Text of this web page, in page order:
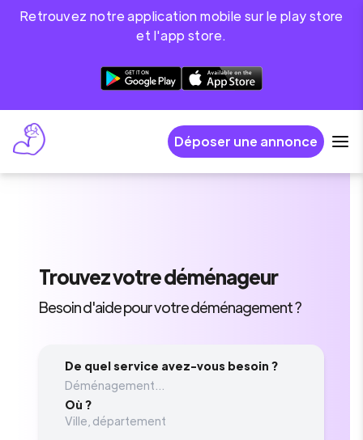
Retrouvez notre application mobile sur le play store
et l'app store.
Déposer une annonce
Trouvezvotre déménageur
Besoin d'aide pour votre déménagement ?
De quel service avez-vous besoin ?
Déménagement...
Où ?